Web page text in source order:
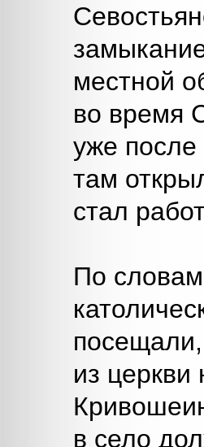
местной
во время
уже после
там
стал
По
из церкви
в село